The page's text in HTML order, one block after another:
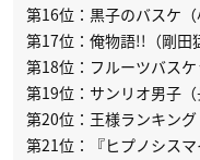
第16位：黒子のバスケ
第17位：俺物語!!（剛田
第18位：フルーツバス
第19位：サンリオ男子
第20位：王様ランキン
第21位：『ヒプノシス